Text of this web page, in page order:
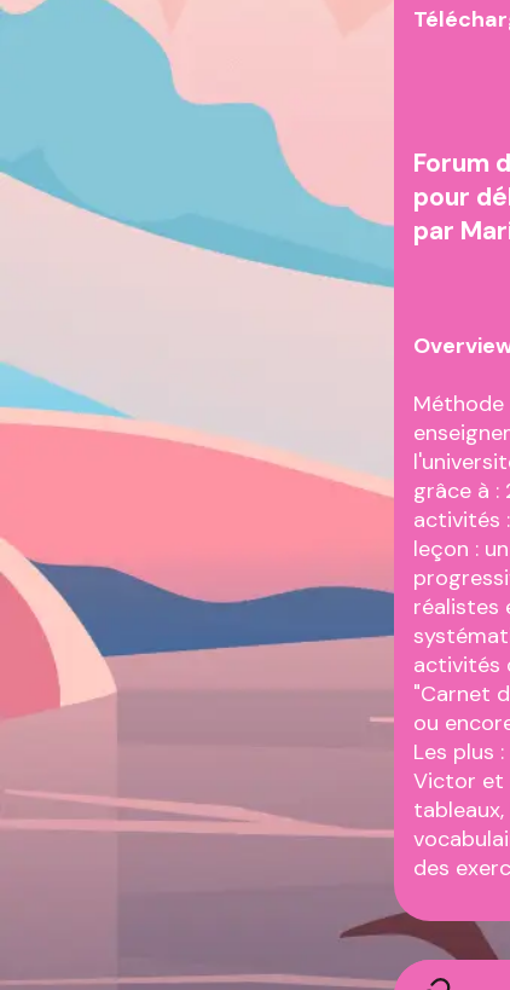
Forum
pour
par
grâce à :
activités
leçon :
réalistes
activités
"Carnet
ou
Les plus
Victor et
des